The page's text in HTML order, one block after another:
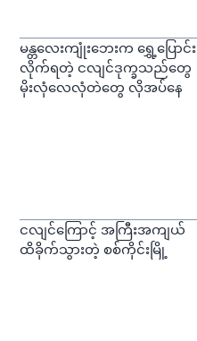
မန္တလေးကျုံးဘေးက ရွှေ့ပြောင်း
လိုက်ရတဲ့ ငလျင်ဒုက္ခသည်တွေ
မိုးလုံလေလုံတဲတွေ လိုအပ်နေ
ငလျင်ကြောင့် အကြီးအကျယ်
ထိခိုက်သွားတဲ့ စစ်ကိုင်းမြို့